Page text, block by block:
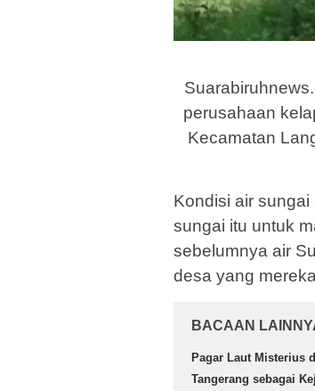
perusahaan
Kecamatan
Kondisi air
sungai itu untuk
sebelumnya air
desa yang
BACAAN
Pagar Laut Misterius
Tangerang sebagai